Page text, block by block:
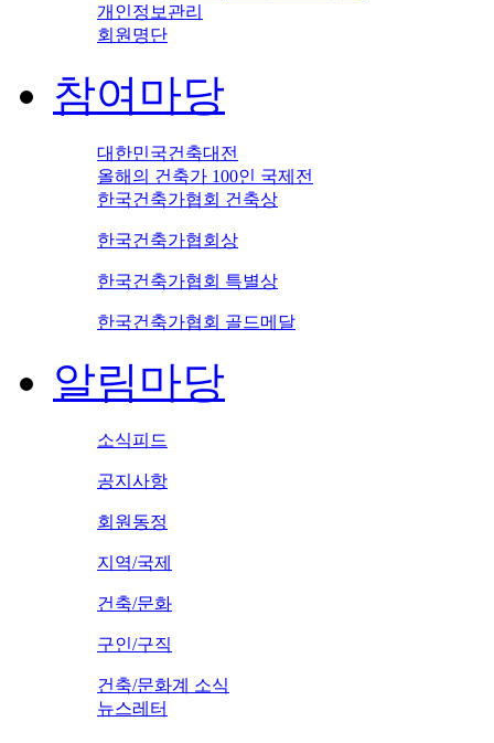
개인정보관리
회원명단
참여마당
대한민국건축대전
올해의 건축가 100인 국제전
한국건축가협회 건축상
한국건축가협회상
한국건축가협회 특별상
한국건축가협회 골드메달
알림마당
소식피드
공지사항
회원동정
지역/국제
건축/문화
구인/구직
건축/문화계 소식
뉴스레터